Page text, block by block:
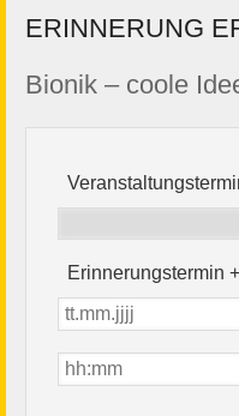
ERINNERUNG
Bionik – coole
Erinnerungstermin